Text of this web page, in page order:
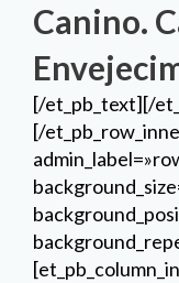
Canino.
[/et_pb_text][/
[/